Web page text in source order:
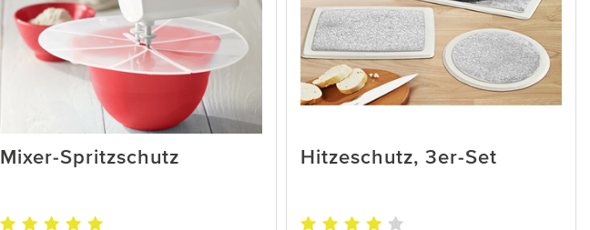
Mixer-Spritzschutz Hitzeschutz, 3er-Set